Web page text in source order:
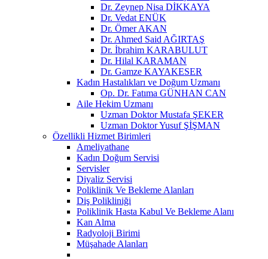
Dr. Zeynep Nisa DİKKAYA
Dr. Vedat ENÜK
Dr. Ömer AKAN
Dr. Ahmed Said AĞIRTAŞ
Dr. İbrahim KARABULUT
Dr. Hilal KARAMAN
Dr. Gamze KAYAKESER
Kadın Hastalıkları ve Doğum Uzmanı
Op. Dr. Fatıma GÜNHAN CAN
Aile Hekim Uzmanı
Uzman Doktor Mustafa ŞEKER
Uzman Doktor Yusuf ŞİŞMAN
Özellikli Hizmet Birimleri
Ameliyathane
Kadın Doğum Servisi
Servisler
Diyaliz Servisi
Poliklinik Ve Bekleme Alanları
Diş Polikliniği
Poliklinik Hasta Kabul Ve Bekleme Alanı
Kan Alma
Radyoloji Birimi
Müşahade Alanları